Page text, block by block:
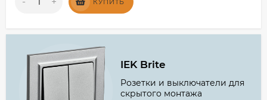
КУПИТЬ
IEK Brite
Розетки и выключатели для
скрытого монтажа